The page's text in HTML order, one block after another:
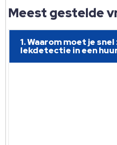
Meest gestelde
1. Waarom moet je
lekdetectie in een